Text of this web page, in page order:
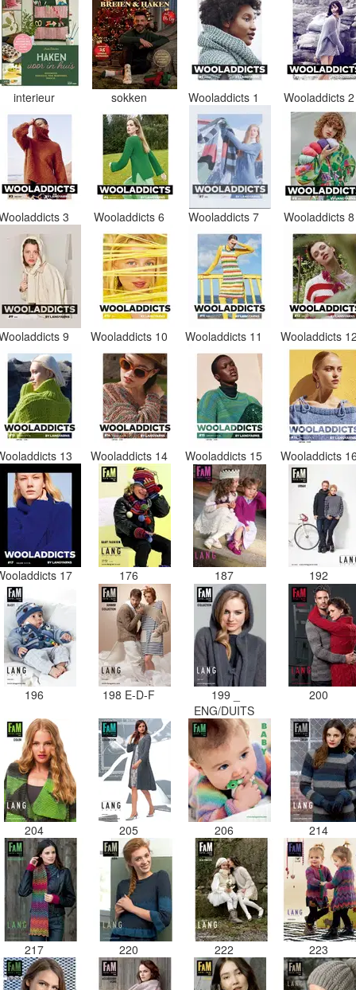
interieur sokken Wooladdicts 1 Wooladdicts
3 Wooladdicts 6 Wooladdicts 7 Wooladdicts
9 Wooladdicts 10 Wooladdicts 11 Wooladdicts
13 Wooladdicts 14 Wooladdicts 15 Wooladdicts
17 176 187 192
196 198 E-D-F
199 _
ENG/DUITS
200
204 205 206 214
217 220 222 223